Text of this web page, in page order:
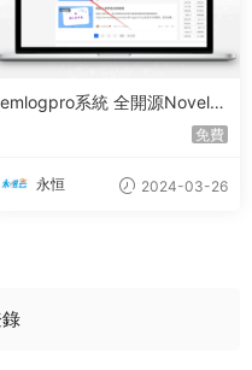
emlogpro系統 全開源Novelp
免費
永恒 2024-03-26